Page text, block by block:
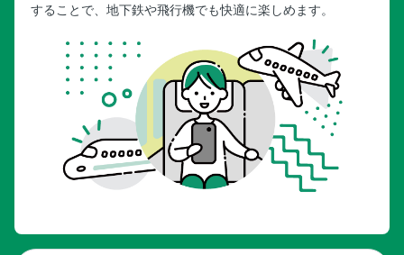
することで、地下鉄や飛行機でも快適に楽しめます。